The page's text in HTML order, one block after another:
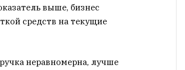
выше, бизнес
средств на текущие
неравномерна, лучше